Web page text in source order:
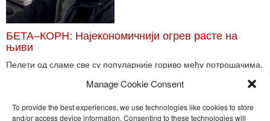
Manage Cookie Consent
To provide the best experiences, we use technologies like cookies to store
and/or access device information. Consenting to these technologies will
БЕТА–КОРН: Најекономичнији огрев расте на
њиви
Пелети од сламе све су популарније гориво међу потрошачима.